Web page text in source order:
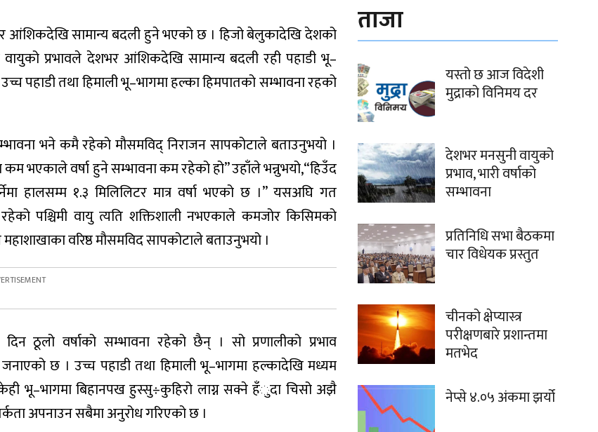
आंशिकदेखि सामान्य बदली हुने भएको छ । हिजो बेलुकादेखि देशको
प्रभावले देशभर आंशिकदेखि सामान्य बदली रही पहाडी भू–
पहाडी तथा हिमाली भू–भागमा हल्का हिमपातको सम्भावना रहको
भने कमै रहेको मौसमविद् निराजन सापकोटाले बताउनुभयो ।
कम भएकाले वर्षा हुने सम्भावना कम रहेको हो” उहाँले भन्नुभयो,“हिउँद
हालसम्म १.३ मिलिलिटर मात्र वर्षा भएको छ ।” यसअघि गत
रहेको पश्चिमी वायु त्यति शक्तिशाली नभएकाले कमजोर किसिमको
वरिष्ठ मौसमविद सापकोटाले बताउनुभयो ।
ठूलो वर्षाको सम्भावना रहेको छैन् । सो प्रणालीको प्रभाव
छ । उच्च पहाडी तथा हिमाली भू–भागमा हल्कादेखि मध्यम
भू–भागमा बिहानपख हुस्सु÷कुहिरो लाग्न सक्ने हँुदा चिसो अझै
अपनाउन सबैमा अनुरोध गरिएको छ ।
ताजा
यस्तो छ आज विदेशी
मुद्राको विनिमय दर
देशभर मनसुनी वायुको
प्रभाव, भारी वर्षाको
सम्भावना
प्रतिनिधि सभा बैठकमा
चार विधेयक प्रस्तुत
चीनको क्षेप्यास्त्र
परीक्षणबारे प्रशान्तमा
मतभेद
नेप्से ४.०५ अंकमा झर्यो